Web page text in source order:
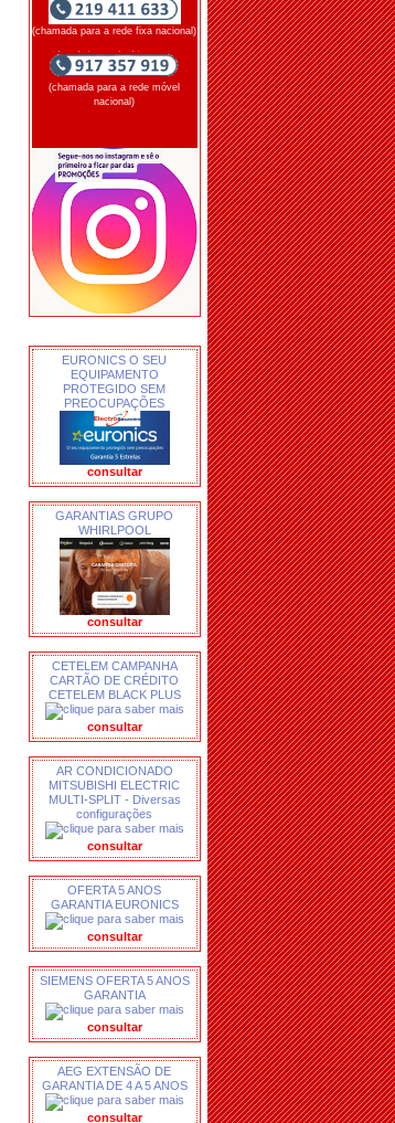
(chamada para a rede fixa nacional)
(chamada para a rede móvel
nacional)
EURONICS O SEU
EQUIPAMENTO
PROTEGIDO SEM
PREOCUPAÇÕES
consultar
GARANTIAS GRUPO
WHIRLPOOL
consultar
CETELEM CAMPANHA
CARTÃO DE CRÉDITO
CETELEM BLACK PLUS
consultar
AR CONDICIONADO
MITSUBISHI ELECTRIC
MULTI-SPLIT - Diversas
configurações
consultar
OFERTA 5 ANOS
GARANTIA EURONICS
consultar
SIEMENS OFERTA 5 ANOS
GARANTIA
consultar
AEG EXTENSÃO DE
GARANTIA DE 4 A 5 ANOS
consultar